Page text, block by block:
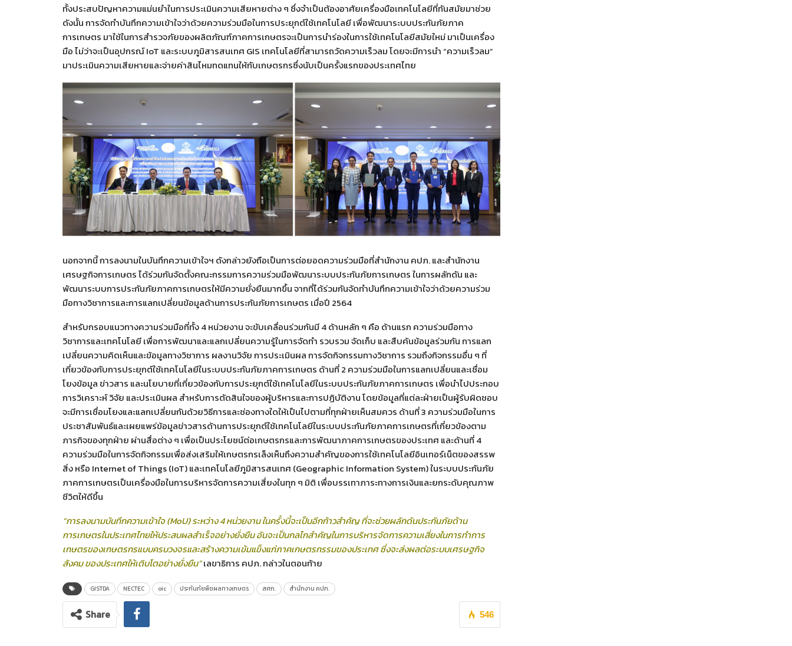
ทั้งประสบปัญหาความแม่นยำในการประเมินความเสียหายต่าง ๆ ซึ่งจำเป็นต้องอาศัยเครื่องมือเทคโนโลยีที่ทันสมัยมาช่วย
ดังนั้น การจัดทำบันทึกความเข้าใจว่าด้วยความร่วมมือในการประยุกต์ใช้เทคโนโลยี เพื่อพัฒนาระบบประกันภัยภาค
การเกษตร มาใช้ในการสำรวจภัยของผลิตภัณฑ์ภาคการเกษตรจะเป็นการนำร่องในการใช้เทคโนโลยีสมัยใหม่ มาเป็นเครื่อง
มือ ไม่ว่าจะเป็นอุปกรณ์ IoT และระบบภูมิสารสนเทศ GIS เทคโนโลยีที่สามารถวัดความเร็วลม โดยจะมีการนำ “ความเร็วลม”
มาประเมินความเสียหายและจ่ายค่าสินไหมทดแทนให้กับเกษตรกรซึ่งนับเป็นครั้งแรกของประเทศไทย
นอกจากนี้ การลงนามในบันทึกความเข้าใจฯ ดังกล่าวยังถือเป็นการต่อยอดความร่วมมือที่สำนักงาน คปภ. และสำนักงาน
เศรษฐกิจการเกษตร ได้ร่วมกันจัดตั้งคณะกรรมการความร่วมมือพัฒนาระบบประกันภัยการเกษตร ในการผลักดัน และ
พัฒนาระบบการประกันภัยภาคการเกษตรให้มีความยั่งยืนมากขึ้น จากที่ได้ร่วมกันจัดทำบันทึกความเข้าใจว่าด้วยความร่วม
มือทางวิชาการและการแลกเปลี่ยนข้อมูลด้านการประกันภัยการเกษตร เมื่อปี 2564
สำหรับกรอบแนวทางความร่วมมือที่ทั้ง 4 หน่วยงาน จะขับเคลื่อนร่วมกันมี 4 ด้านหลัก ๆ คือ ด้านแรก ความร่วมมือทาง
วิชาการและเทคโนโลยี เพื่อการพัฒนาและแลกเปลี่ยนความรู้ในการจัดทำ รวบรวม จัดเก็บ และสืบค้นข้อมูลร่วมกัน การแลก
เปลี่ยนความคิดเห็นและข้อมูลทางวิชาการ ผลงานวิจัย การประเมินผล การจัดกิจกรรมทางวิชาการ รวมถึงกิจกรรมอื่น ๆ ที่
เกี่ยวข้องกับการประยุกต์ใช้เทคโนโลยีในระบบประกันภัยภาคการเกษตร ด้านที่ 2 ความร่วมมือในการแลกเปลี่ยนและเชื่อม
โยงข้อมูล ข่าวสาร และนโยบายที่เกี่ยวข้องกับการประยุกต์ใช้เทคโนโลยีในระบบประกันภัยภาคการเกษตร เพื่อนำไปประกอบ
การวิเคราะห์ วิจัย และประเมินผล สำหรับการตัดสินใจของผู้บริหารและการปฏิบัติงาน โดยข้อมูลที่แต่ละฝ่ายเป็นผู้รับผิดชอบ
จะมีการเชื่อมโยงและแลกเปลี่ยนกันด้วยวิธีการและช่องทางใดให้เป็นไปตามที่ทุกฝ่ายเห็นสมควร ด้านที่ 3 ความร่วมมือในการ
ประชาสัมพันธ์และเผยแพร่ข้อมูลข่าวสารด้านการประยุกต์ใช้เทคโนโลยีในระบบประกันภัยภาคการเกษตรที่เกี่ยวข้องตาม
ภารกิจของทุกฝ่าย ผ่านสื่อต่าง ๆ เพื่อเป็นประโยชน์ต่อเกษตรกรและการพัฒนาภาคการเกษตรของประเทศ และด้านที่ 4
ความร่วมมือในการจัดกิจกรรมเพื่อส่งเสริมให้เกษตรกรเล็งเห็นถึงความสำคัญของการใช้เทคโนโลยีอินเทอร์เน็ตของสรรพ
สิ่ง หรือ Internet of Things (IoT) และเทคโนโลยีภูมิสารสนเทศ (Geographic Information System) ในระบบประกันภัย
ภาคการเกษตรเป็นเครื่องมือในการบริหารจัดการความเสี่ยงในทุก ๆ มิติ เพื่อบรรเทาภาระทางการเงินและยกระดับคุณภาพ
ชีวิตให้ดีขึ้น
“การลงนามบันทึกความเข้าใจ (MoU)ระหว่าง 4 หน่วยงาน ในครั้งนี้จะเป็นอีกก้าวสำคัญ ที่จะช่วยผลักดันประกันภัยด้าน
การเกษตรในประเทศไทยให้ประสบผลสำเร็จอย่างยั่งยืน อันจะเป็นกลไกสำคัญในการบริหารจัดการความเสี่ยงในการทำการ
เกษตรของเกษตรกรแบบครบวงจรและสร้างความเข้มแข็งแก่ภาคเกษตรกรรมของประเทศ ซึ่งจะส่งผลต่อระบบเศรษฐกิจ
สังคม ของประเทศให้เติบโตอย่างยั่งยืน”เลขาธิการ คปภ. กล่าวในตอนท้าย
GISTDA NECTEC oic ประกันภัยพืชผลทางเกษตร สศก. สำนักงาน คปภ.
546
Share